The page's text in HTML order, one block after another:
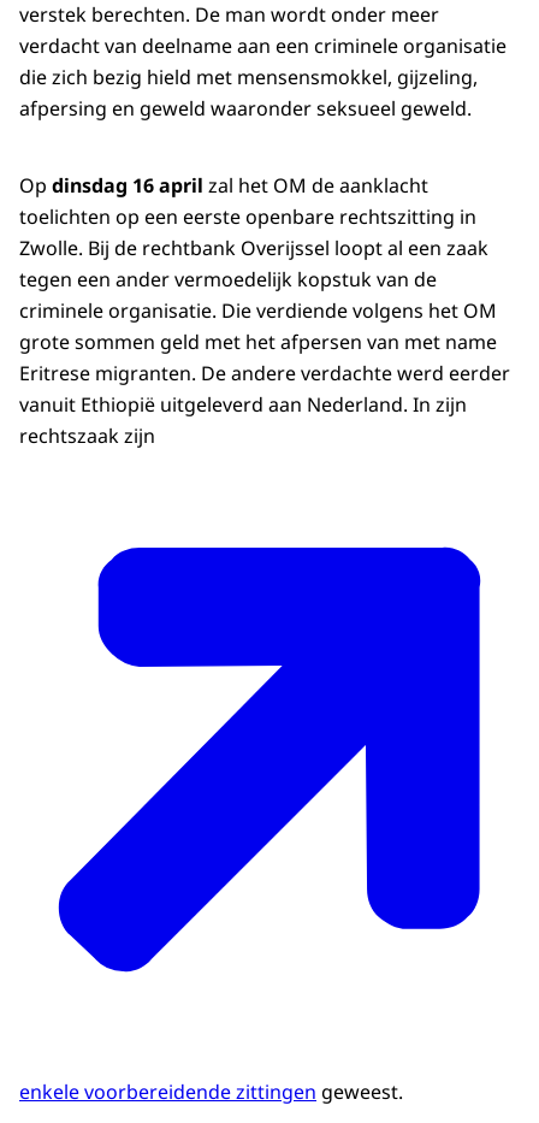
verstek berechten. De man wordt onder meer
verdacht van deelname aan een criminele organisatie
die zich bezig hield met mensensmokkel, gijzeling,
afpersing en geweld waaronder seksueel geweld.
Op dinsdag 16 april zal het OM de aanklacht
toelichten op een eerste openbare rechtszitting in
Zwolle. Bij de rechtbank Overijssel loopt al een zaak
tegen een ander vermoedelijk kopstuk van de
criminele organisatie. Die verdiende volgens het OM
grote sommen geld met het afpersen van met name
Eritrese migranten. De andere verdachte werd eerder
vanuit Ethiopië uitgeleverd aan Nederland. In zijn
rechtszaak zijn
enkele voorbereidende zittingen geweest.